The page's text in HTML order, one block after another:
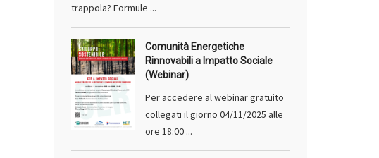
trappola? Formule ...
Comunità Energetiche
Rinnovabili a Impatto Sociale
(Webinar)
Per accedere al webinar gratuito
collegati il giorno 04/11/2025 alle
ore 18:00 ...